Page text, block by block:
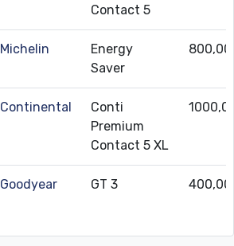
Contact 5
Michelin
Energy
Saver
Continental
Conti
Premium
Contact 5 XL
Goodyear GT 3